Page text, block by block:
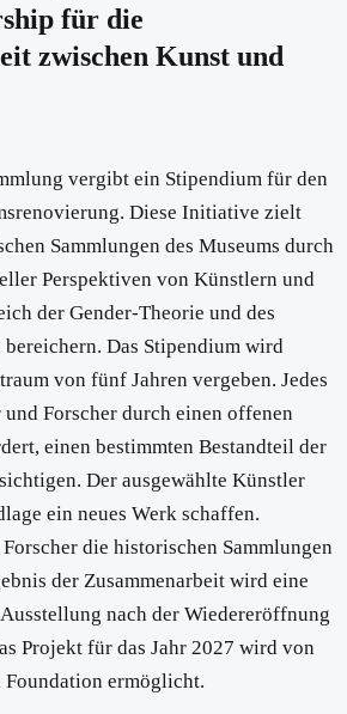
für die
zwischen Kunst und
vergibt ein Stipendium für den
Diese Initiative zielt
Sammlungen des Museums durch
Perspektiven von Künstlern und
der Gender-Theorie und des
Das Stipendium wird
von fünf Jahren vergeben. Jedes
Forscher durch einen offenen
einen bestimmten Bestandteil der
Der ausgewählte Künstler
ein neues Werk schaffen.
die historischen Sammlungen
der Zusammenarbeit wird eine
nach der Wiedereröffnung
Projekt für das Jahr 2027 wird von
Foundation ermöglicht.